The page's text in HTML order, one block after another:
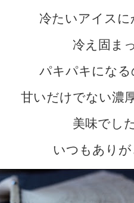
冷たいアイス
冷え固ま
パキパキにな
甘いだけでない濃
美味でし
いつもあり